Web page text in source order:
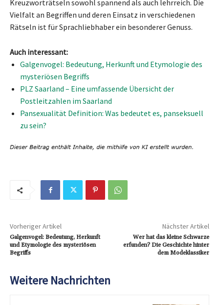
Kreuzworträtseln sowohl spannend als auch lehrreich. Die
Vielfalt an Begriffen und deren Einsatz in verschiedenen
Rätseln ist für Sprachliebhaber ein besonderer Genuss.
Auch interessant:
Galgenvogel: Bedeutung, Herkunft und Etymologie des
mysteriösen Begriffs
PLZ Saarland – Eine umfassende Übersicht der
Postleitzahlen im Saarland
Pansexualität Definition: Was bedeutet es, panseksuell
zu sein?
Vorheriger Artikel
Galgenvogel: Bedeutung, Herkunft
und Etymologie des mysteriösen
Begriffs
Nächster Artikel
Wer hat das kleine Schwarze
erfunden? Die Geschichte hinter
dem Modeklassiker
Weitere Nachrichten